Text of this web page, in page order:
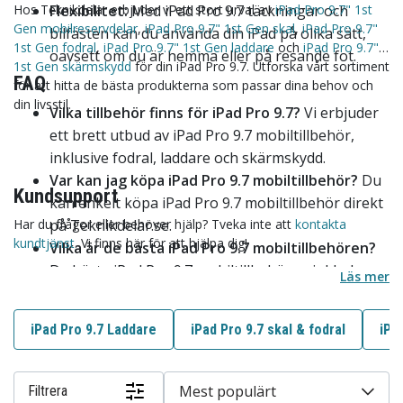
Flexibilitet:Med iPad Pro 9.7 täckningar och
bilfästen kan du använda din iPad på olika sätt,
oavsett om du är hemma eller på resande fot.
Hos Teknikdelar erbjuder vi ett stort urval aviPad Pro 9.7" 1st
Gen mobilreservdelar,iPad Pro 9.7" 1st Gen skal,iPad Pro 9.7"
1st Gen fodral, iPad Pro 9.7" 1st Gen laddare och iPad Pro 9.7"
1st Gen skärmskyddför din iPad Pro 9.7. Utforska vårt sortiment
för att hitta de bästa produkterna som passar dina behov och
din livsstil.
FAQ
Vilka tillbehör finns för iPad Pro 9.7? Vi erbjuder
ett brett utbud av iPad Pro 9.7 mobiltillbehör,
inklusive fodral, laddare och skärmskydd.
Var kan jag köpa iPad Pro 9.7 mobiltillbehör? Du
kan enkelt köpa iPad Pro 9.7 mobiltillbehör direkt
på Teknikdelar.se.
Vilka är de bästa iPad Pro 9.7 mobiltillbehören?
De bästa iPad Pro 9.7 mobiltillbehören inkluderar
hållbara skärmskydd.
Erbjuder ni snabb leverans? Ja, vi erbjuder snabb
produkter snabbt.
Kundsupport
Har du frågor eller behöver hjälp? Tveka inte att kontakta
kundtjänst. Vi finns här för att hjälpa dig!
Läs mer
iPad Pro 9.7 Laddare iPad Pro 9.7 skal & fodral
Filtrera Mest populärt